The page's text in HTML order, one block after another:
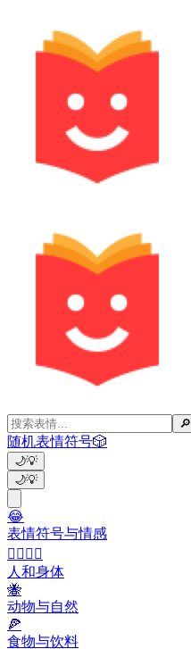
🔎
随机表情符号🎲
🌙💡
🌙💡
😂
表情符号与情感
👩‍❤️‍💋‍👨
人和身体
🐝
动物与自然
🍕
食物与饮料